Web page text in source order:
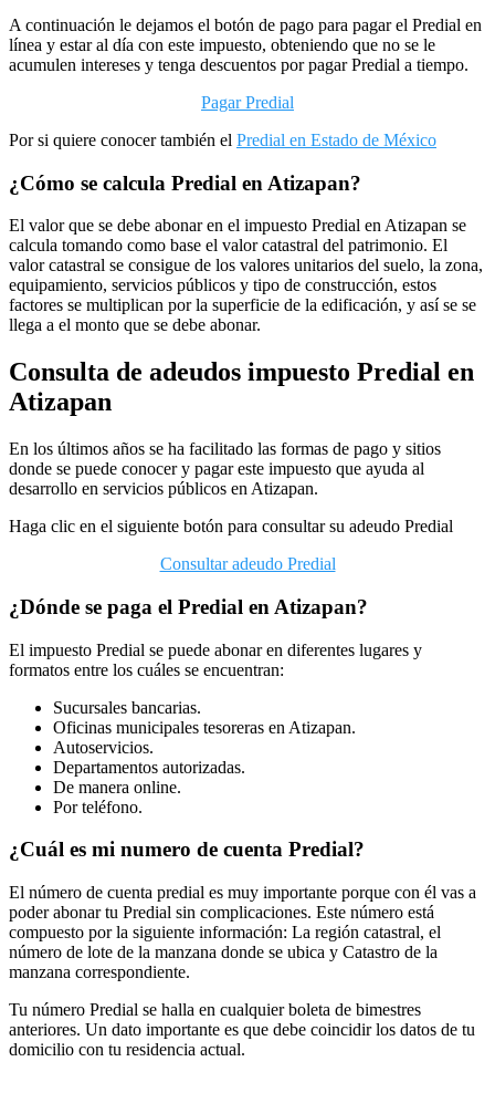
A continuación le dejamos el botón de pago para pagar el Predial en
línea y estar al día con este impuesto, obteniendo que no se le
acumulen intereses y tenga descuentos por pagar Predial a tiempo.
Pagar Predial
Por si quiere conocer también el Predial en Estado de México
¿Cómo se calcula Predial en Atizapan?
El valor que se debe abonar en el impuesto Predial en Atizapan se
calcula tomando como base el valor catastral del patrimonio. El
valor catastral se consigue de los valores unitarios del suelo, la zona,
equipamiento, servicios públicos y tipo de construcción, estos
factores se multiplican por la superficie de la edificación, y así se se
llega a el monto que se debe abonar.
Consulta de adeudos impuesto Predial en
Atizapan
En los últimos años se ha facilitado las formas de pago y sitios
donde se puede conocer y pagar este impuesto que ayuda al
desarrollo en servicios públicos en Atizapan.
Haga clic en el siguiente botón para consultar su adeudo Predial
Consultar adeudo Predial
¿Dónde se paga el Predial en Atizapan?
El impuesto Predial se puede abonar en diferentes lugares y
formatos entre los cuáles se encuentran:
Sucursales bancarias.
Oficinas municipales tesoreras en Atizapan.
Autoservicios.
Departamentos autorizadas.
De manera online.
Por teléfono.
¿Cuál es mi numero de cuenta Predial?
El número de cuenta predial es muy importante porque con él vas a
poder abonar tu Predial sin complicaciones. Este número está
compuesto por la siguiente información: La región catastral, el
número de lote de la manzana donde se ubica y Catastro de la
manzana correspondiente.
Tu número Predial se halla en cualquier boleta de bimestres
anteriores. Un dato importante es que debe coincidir los datos de tu
domicilio con tu residencia actual.